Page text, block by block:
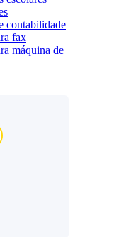
contabilidade
fax
máquina de